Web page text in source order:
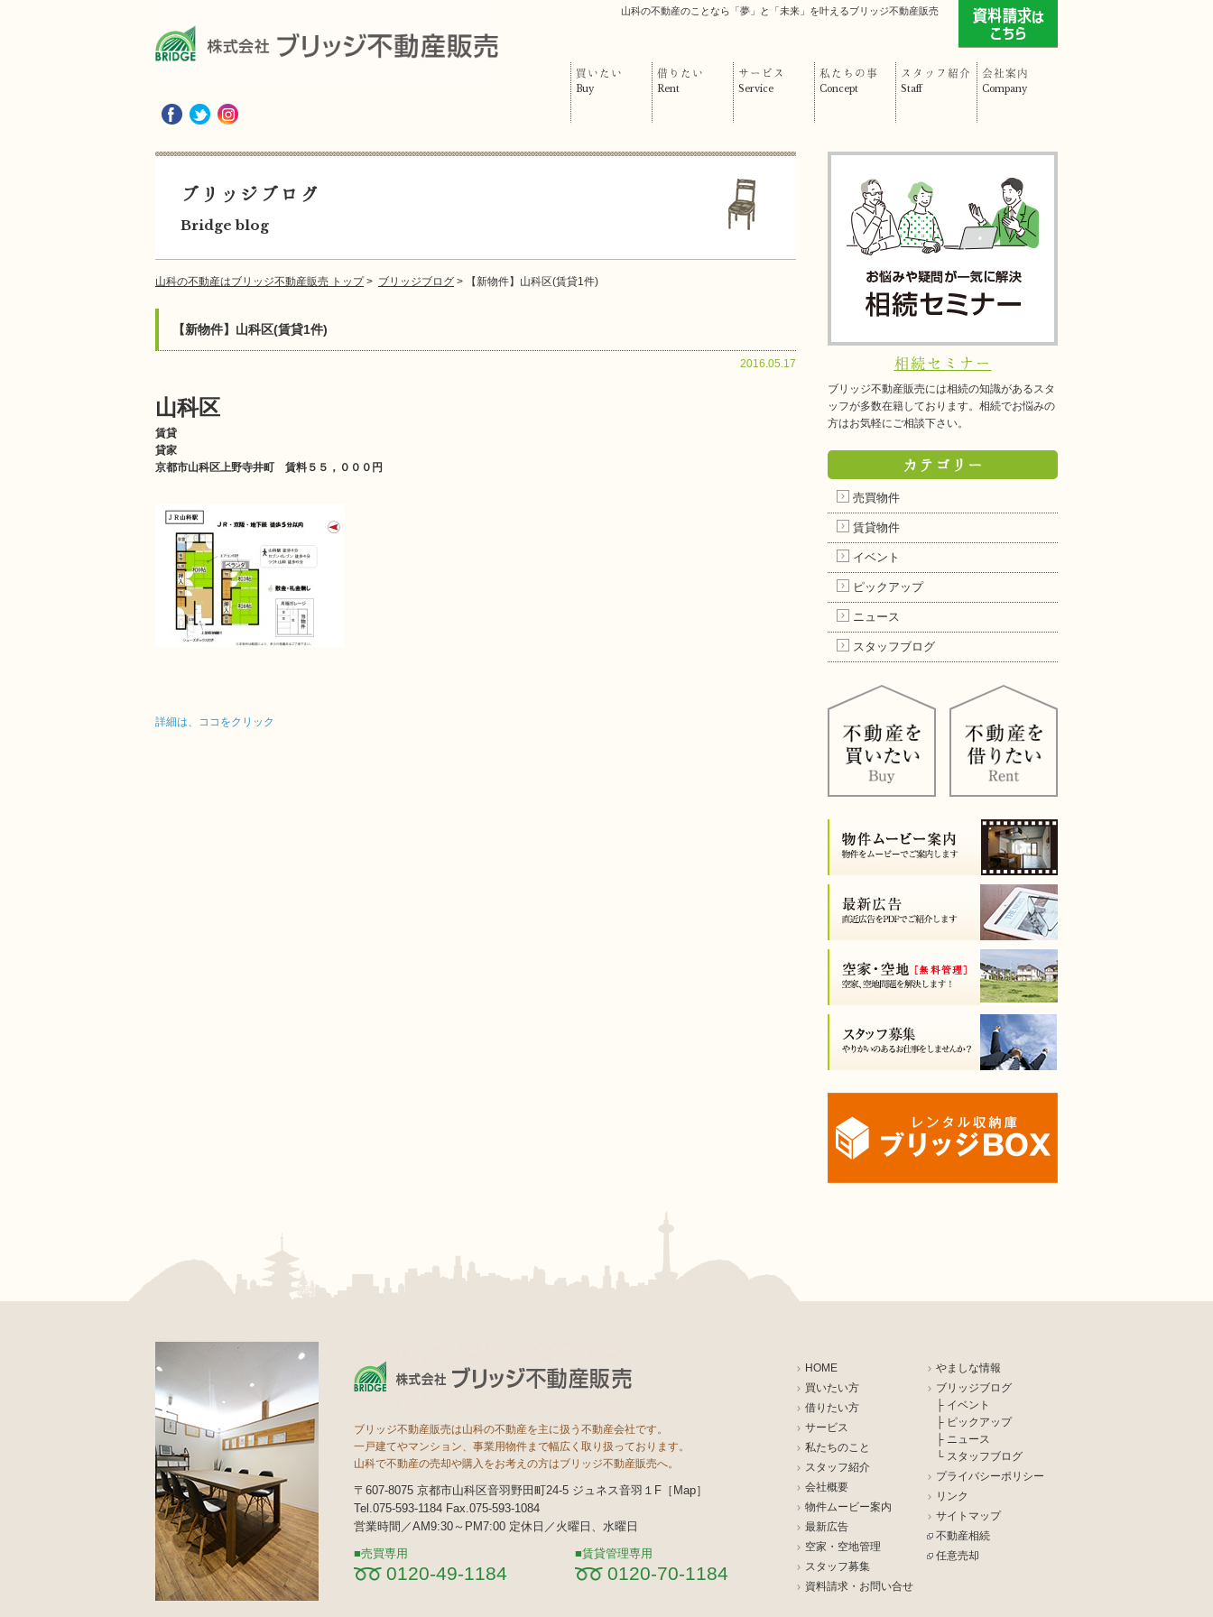
山科の不動産のことなら「夢」と「未来」を叶えるブリッジ不動産販売
買いたい
Buy
借りたい
Rent
サービス
Service
私たちの事
Concept
スタッフ紹介
Staff
会社案内
Company
ブリッジブログ
Bridge blog
山科の不動産はブリッジ不動産販売 トップ> ブリッジブログ > 【新物件】山科区(賃貸1件)
【新物件】山科区(賃貸1件)
2016.05.17
山科区
賃貸
貸家
京都市山科区上野寺井町 賃料５５，０００円
詳細は、ココをクリック
相続セミナー
ブリッジ不動産販売には相続の知識があるスタ
ッフが多数在籍しております。相続でお悩みの
方はお気軽にご相談下さい。
カテゴリー
売買物件
賃貸物件
イベント
ピックアップ
ニュース
スタッフブログ
ブリッジ不動産販売は山科の不動産を主に扱う不動産会社です。
一戸建てやマンション、事業用物件まで幅広く取り扱っております。
山科で不動産の売却や購入をお考えの方はブリッジ不動産販売へ。
〒607-8075 京都市山科区音羽野田町24-5 ジュネス音羽１F［ Map］
Tel.075-593-1184 Fax.075-593-1084
営業時間／AM9:30～PM7:00 定休日／火曜日、水曜日
売買専用
0120-49-1184
賃貸管理専用
0120-70-1184
HOME
買いたい方
借りたい方
サービス
私たちのこと
スタッフ紹介
会社概要
物件ムービー案内
最新広告
空家・空地管理
スタッフ募集
資料請求・お問い合せ
やましな情報
ブリッジブログ
├ イベント
├ ピックアップ
├ ニュース
└ スタッフブログ
プライバシーポリシー
リンク
サイトマップ
不動産相続
任意売却